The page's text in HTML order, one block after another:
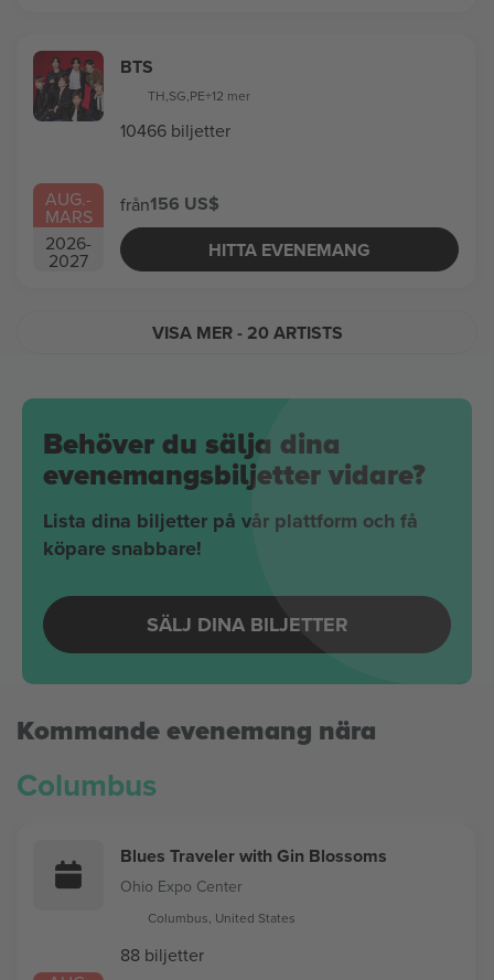
AUG.-
MARS
2026-
2027
BTS
TH,SG,PE+12 mer
10466 biljetter
från156 US$
HITTA EVENEMANG
VISA MER- 20 ARTISTS
Behöver du sälja dina
evenemangsbiljetter vidare?
Lista dina biljetter på vår plattform och få
köpare snabbare!
SÄLJ DINA BILJETTER
Kommande evenemang nära
Columbus
Blues Traveler with Gin Blossoms
Ohio Expo Center
Columbus, United States
88 biljetter